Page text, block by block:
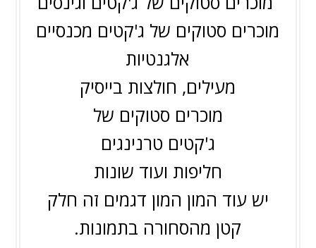
מוכרים סטוקים של ג'קטים מכנסיים
אלגנטיות
מעילים, חולצות בייסיק
מוכרים סטוקים של
ג'קטים טרנינגים
חליפות ועוד שונות
יש עוד המון המון דגמים זה חלק
קטן מהסחורה בתמונות.